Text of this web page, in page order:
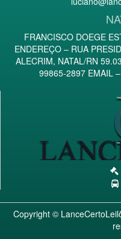
FRANCISCO DOEGE
ENDEREÇO – RUA
ALECRIM, NATAL/RN
99865-2897 EMAIL –
Copyright ©